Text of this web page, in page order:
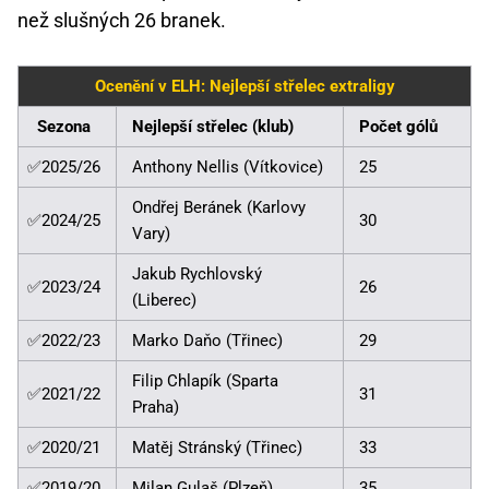
než slušných 26 branek.
Ocenění v ELH: Nejlepší střelec extraligy
Sezona Nejlepší střelec (klub) Počet gólů
✅2025/26 Anthony Nellis (Vítkovice) 25
✅2024/25
Ondřej Beránek (Karlovy
Vary)
30
✅2023/24
Jakub Rychlovský
(Liberec)
26
✅2022/23 Marko Daňo (Třinec) 29
✅2021/22
Filip Chlapík (Sparta
Praha)
31
✅2020/21 Matěj Stránský (Třinec) 33